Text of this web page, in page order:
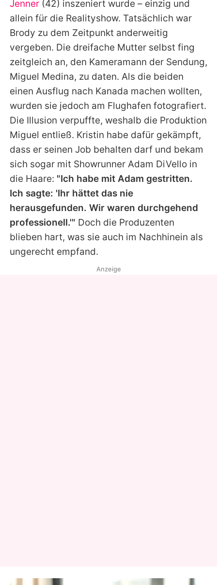
Jenner (42) inszeniert wurde – einzig und
allein für die Realityshow. Tatsächlich war
Brody zu dem Zeitpunkt anderweitig
vergeben. Die dreifache Mutter selbst fing
zeitgleich an, den Kameramann der Sendung,
Miguel Medina, zu daten. Als die beiden
einen Ausflug nach Kanada machen wollten,
wurden sie jedoch am Flughafen fotografiert.
Die Illusion verpuffte, weshalb die Produktion
Miguel entließ. Kristin habe dafür gekämpft,
dass er seinen Job behalten darf und bekam
sich sogar mit Showrunner Adam DiVello in
die Haare: "Ich habe mit Adam gestritten.
Ich sagte: 'Ihr hättet das nie
herausgefunden. Wir waren durchgehend
professionell.'" Doch die Produzenten
blieben hart, was sie auch im Nachhinein als
ungerecht empfand.
Anzeige